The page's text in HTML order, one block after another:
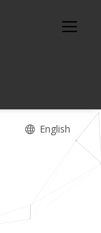
English